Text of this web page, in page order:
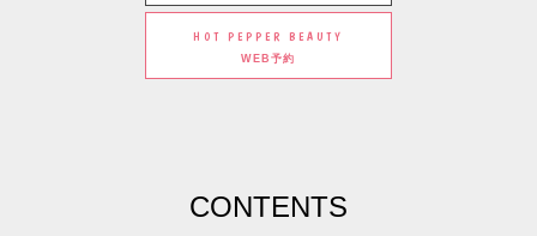
HOT PEPPER BEAUTY
WEB予約
CONTENTS